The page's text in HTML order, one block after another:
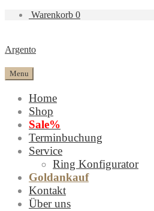
Warenkorb 0
Argento
Menu
Home
Shop
Sale%
Terminbuchung
Service
Ring Konfigurator
Goldankauf
Kontakt
Über uns